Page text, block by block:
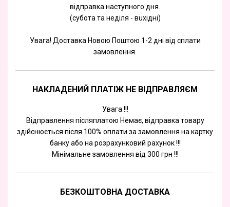
відправка наступного дня.
(субота та недiля - вuхiднi)
Увага! Доставка Новою Поштою 1-2 дні від сплати
замовлення.
НАКЛАДЕНИЙ ПЛАТІЖ НЕ ВІДПРАВЛЯЄМ
Увага !!!
Відправлення післяплатою Немає, відправка товару
здійснюється після 100% оплати за замовлення на картку
банку або на розрахунковий рахунок !!!
Мінімальне замовлення від 300 грн !!!
БЕЗКОШТОВНА ДОСТАВКА